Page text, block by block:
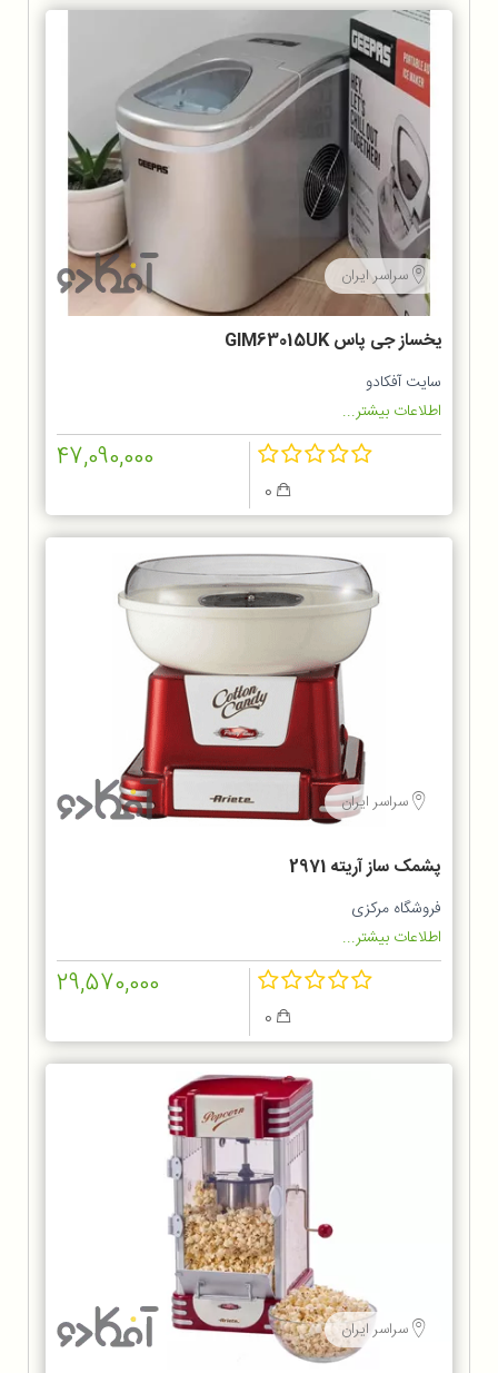
سراسر ایران
یخساز جی پاس GIM63015UK
سایت آفکادو
اطلاعات بیشتر...
47,090,000
سراسر ایران
پشمک ساز آریته 2971
فروشگاه مرکزی
اطلاعات بیشتر...
29,570,000
سراسر ایران